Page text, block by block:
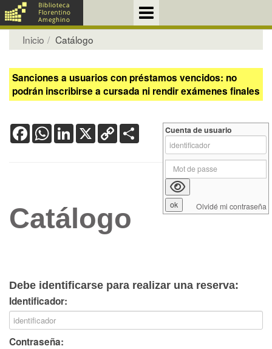
Inicio Catálogo
Sanciones a usuarios con préstamos vencidos: no
podrán inscribirse a cursada ni rendir exámenes finales
FacebookWhatsApp
LinkedIn
X Copy
Link
Catálogo
Debe identificarse para realizar una reserva:
Identificador:
Contraseña:
Cuenta de usuario
Olvidé mi contraseña